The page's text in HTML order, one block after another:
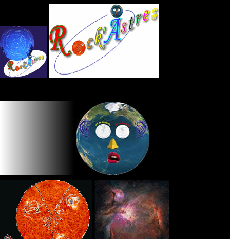
Panneau de gestion des cookies